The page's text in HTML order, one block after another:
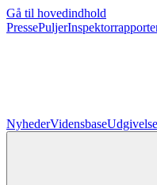
Gå til hovedindhold
PressePuljer
NyhederVidensbase